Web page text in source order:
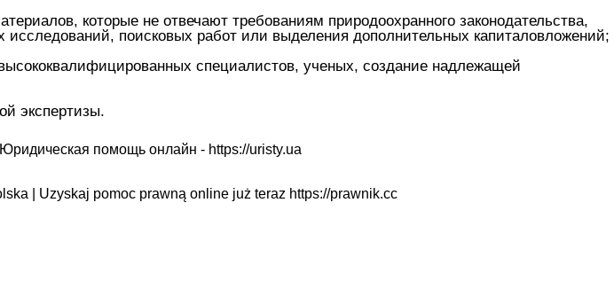
которые не отвечают требованиям природоохранного законодательства,
поисковых работ или выделения дополнительных капиталовложений;
специалистов, ученых, создание надлежащей
экспертизы.
Юридическая помощь онлайн - https://uristy.ua
| Uzyskaj pomoc prawną online już teraz https://prawnik.cc